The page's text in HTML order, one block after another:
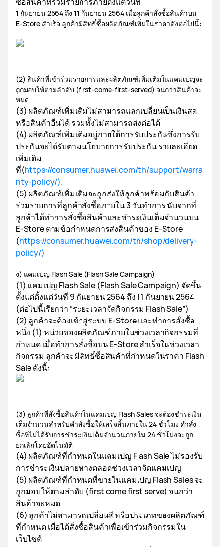
1 กันยายน 2564 ถึง 11 กันยายน 2564 เมื่อลูกค้าสั่งซื้อสินค้าบน
E-Store สำเร็จ ลูกค้ามีสิทธิ์ซื้อผลิตภัณฑ์เพิ่มในราคาดังต่อไปนี้:
(2) สินค้าที่เข้าร่วมรายการและผลิตภัณฑ์เพิ่มเติมในแคมเปญจะ
ถูกมอบให้ตามลำดับ (first-come-first-served) จนกว่าสินค้าจะ
หมด
(3) ผลิตภัณฑ์เพิ่มเติมไม่สามารถแลกเปลี่ยนเป็นเงินสด
หรือสินค้าอื่นได้ รวมทั้งไม่สามารถส่งต่อได้
(4) ผลิตภัณฑ์เพิ่มเติมอยู่ภายใต้การรับประกันซึ่งการรับ
ประกันจะได้รับตามนโยบายการรับประกัน รายละเอียด
เพิ่มเติม
ที่(https://consumer.huawei.com/th/support/warra
nty-policy/).
(5) ผลิตภัณฑ์เพิ่มเติมจะถูกส่งให้ลูกค้าพร้อมกับสินค้า
ร่วมรายการที่ลูกค้าสั่งซื้อภายใน 3 วันทำการ นับจากที่
ลูกค้าได้ทำการสั่งซื้อสินค้าและชำระเงินเต็มจำนวนบน
E-Store ตามข้อกำหนดการส่งสินค้าของ E-Store
(https://consumer.huawei.com/th/shop/delivery-
policy/)
ง) แคมเปญ Flash Sale (Flash Sale Campaign)
(1) แคมเปญ Flash Sale (Flash Sale Campaign) จัดขึ้น
ตั้งแต่ตั้งแต่วันที่ 9 กันยายน 2564 ถึง 11 กันยายน 2564
(ต่อไปนี้เรียกว่า “ระยะเวลาจัดกิจกรรม Flash Sale”)
(2) ลูกค้าจะต้องเข้าสู่ระบบ E-Store และทำการสั่งซื้อ
หนึ่ง (1) หน่วยของผลิตภัณฑ์ภายในช่วงเวลากิจกรรมที่
กำหนด เมื่อทำการสั่งซื้อบน E-Store สำเร็จในช่วงเวลา
กิจกรรม ลูกค้าจะมีสิทธิ์ซื้อสินค้าที่กำหนดในราคา Flash
Sale ดังนี้:
(3) ลูกค้าที่สั่งซื้อสินค้าในแคมเปญ Flash Sales จะต้องชำระเงิน
เต็มจำนวนสำหรับคำสั่งซื้อให้เสร็จสิ้นภายใน 24 ชั่วโมง คำสั่ง
ซื้อที่ไม่ได้รับการชำระเงินเต็มจำนวนภายใน 24 ชั่วโมงจะถูก
ยกเลิกโดยอัตโนมัติ
(4) ผลิตภัณฑ์ที่กำหนดในแคมเปญ Flash Sale ไม่รองรับ
การชำระเงินปลายทางตลอดช่วงเวลาจัดแคมเปญ
(5) ผลิตภัณฑ์ที่กำหนดที่ขายในแคมเปญ Flash Sales จะ
ถูกมอบให้ตามลำดับ (first come first serve) จนกว่า
สินค้าจะหมด
(6) ลูกค้าไม่สามารถเปลี่ยนสี หรือประเภทของผลิตภัณฑ์
ที่กำหนด เมื่อได้สั่งซื้อสินค้าเพื่อเข้าร่วมกิจกรรมใน
เว็บไซต์